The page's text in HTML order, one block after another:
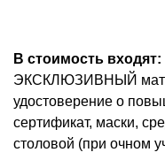
В стоимость входят:
ЭКСКЛЮЗИВНЫЙ
удостоверение о
сертификат, маски,
столовой (при очном